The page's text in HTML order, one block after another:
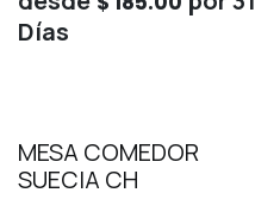
Días
MESA COMEDOR
SUECIA CH